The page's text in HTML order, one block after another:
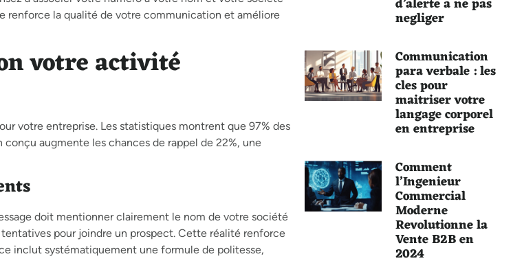
renforce la qualité de votre communication et améliore
votre activité
votre entreprise. Les statistiques montrent que 97% des
augmente les chances de rappel de 22%, une
doit mentionner clairement le nom de votre société
pour joindre un prospect. Cette réalité renforce
inclut systématiquement une formule de politesse,
negliger
Communication
para verbale : les
cles pour
maitriser votre
langage corporel
en entreprise
Comment
l’Ingenieur
Commercial
Moderne
Revolutionne la
Vente B2B en
2024